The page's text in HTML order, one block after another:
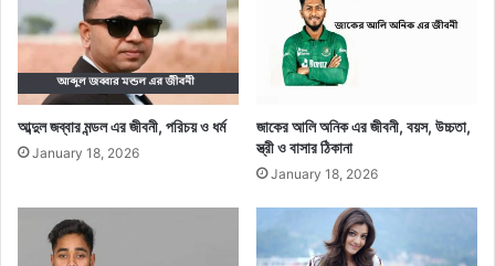
আব্দুল জব্বার মন্ডল এর জীবনী, পরিচয় ও ধর্ম
January 18, 2026
জাকের আলি অনিক এর জীবনী, বয়স, উচ্চতা,
স্ত্রী ও বাসার ঠিকানা
January 18, 2026